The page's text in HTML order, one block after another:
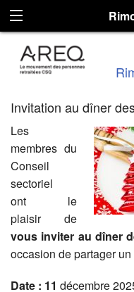
Invitation au dîner
Les
membres du
Conseil
sectoriel
ont le
plaisir de
vous inviter au dîner
occasion de partager
Date : 11 décembre